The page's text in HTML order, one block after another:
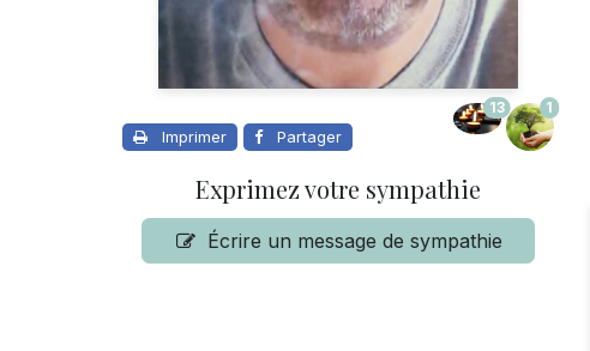
Imprimer Partager
13 1
Exprimez votre sympathie
Écrire un message de sympathie